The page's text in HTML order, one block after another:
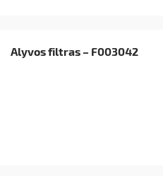
Alyvos filtras – F003042